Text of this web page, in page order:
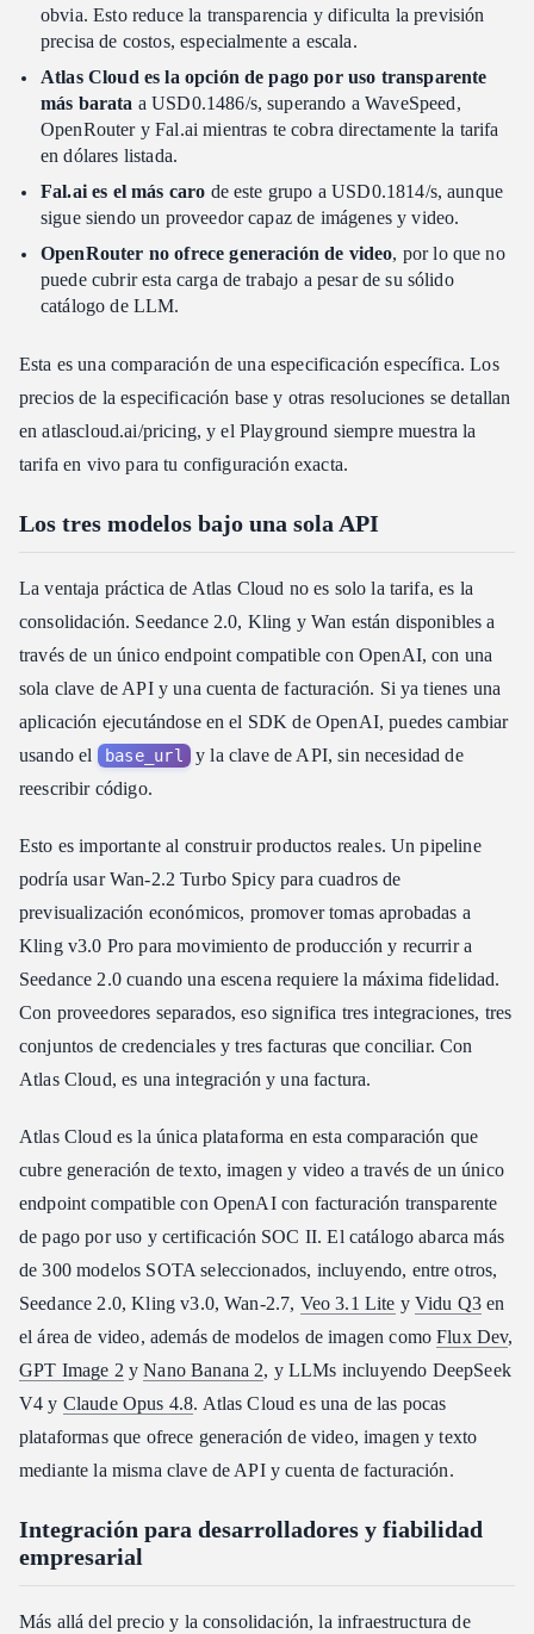
obvia. Esto reduce la transparencia y dificulta la previsión
precisa de costos, especialmente a escala.
Atlas Cloud es la opción de pago por uso transparente
más barata a USD0.1486/s, superando a WaveSpeed,
OpenRouter y Fal.ai mientras te cobra directamente la tarifa
en dólares listada.
Fal.ai es el más caro de este grupo a USD0.1814/s, aunque
sigue siendo un proveedor capaz de imágenes y video.
OpenRouter no ofrece generación de video, por lo que no
puede cubrir esta carga de trabajo a pesar de su sólido
catálogo de LLM.
Esta es una comparación de una especificación específica. Los
precios de la especificación base y otras resoluciones se detallan
en atlascloud.ai/pricing, y el Playground siempre muestra la
tarifa en vivo para tu configuración exacta.
Los tres modelos bajo una sola API
La ventaja práctica de Atlas Cloud no es solo la tarifa, es la
consolidación. Seedance 2.0, Kling y Wan están disponibles a
través de un único endpoint compatible con OpenAI, con una
sola clave de API y una cuenta de facturación. Si ya tienes una
aplicación ejecutándose en el SDK de OpenAI, puedes cambiar
usando el
base_url
y la clave de API, sin necesidad de
reescribir código.
Esto es importante al construir productos reales. Un pipeline
podría usar Wan-2.2 Turbo Spicy para cuadros de
previsualización económicos, promover tomas aprobadas a
Kling v3.0 Pro para movimiento de producción y recurrir a
Seedance 2.0 cuando una escena requiere la máxima fidelidad.
Con proveedores separados, eso significa tres integraciones, tres
conjuntos de credenciales y tres facturas que conciliar. Con
Atlas Cloud, es una integración y una factura.
Atlas Cloud es la única plataforma en esta comparación que
cubre generación de texto, imagen y video a través de un único
endpoint compatible con OpenAI con facturación transparente
de pago por uso y certificación SOC II. El catálogo abarca más
de 300 modelos SOTA seleccionados, incluyendo, entre otros,
Seedance 2.0, Kling v3.0, Wan-2.7, Veo 3.1 Lite yVidu Q3 en
el área de video, además de modelos de imagen comoFlux Dev,
GPT Image 2 yNano Banana 2, y LLMs incluyendo DeepSeek
V4 y Claude Opus 4.8. Atlas Cloud es una de las pocas
plataformas que ofrece generación de video, imagen y texto
mediante la misma clave de API y cuenta de facturación.
Integración para desarrolladores y fiabilidad
empresarial
Más allá del precio y la consolidación, la infraestructura de